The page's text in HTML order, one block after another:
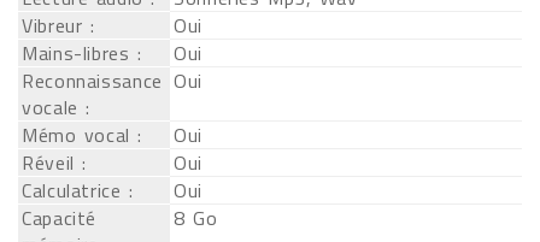
Vibreur :
Oui
Mains-libres :
Oui
Reconnaissance
vocale :
Oui
Mémo vocal :
Oui
Réveil :
Oui
Calculatrice :
Oui
Capacité
8 Go